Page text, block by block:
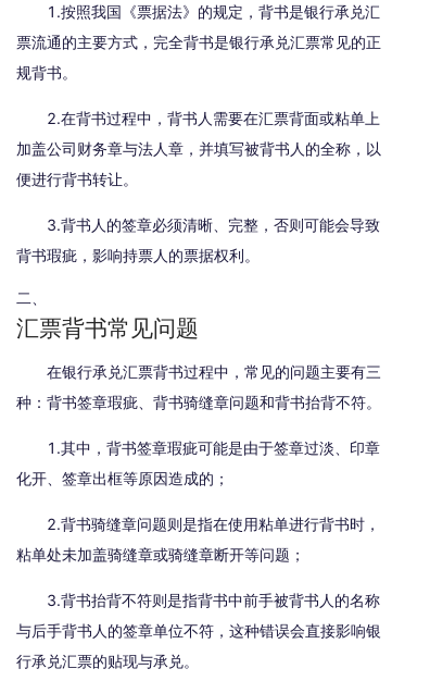
1.按照我国《票据法》的规定，背书是银行承兑汇
票流通的主要方式，完全背书是银行承兑汇票常见的正
规背书。
2.在背书过程中，背书人需要在汇票背面或粘单上
加盖公司财务章与法人章，并填写被背书人的全称，以
便进行背书转让。
3.背书人的签章必须清晰、完整，否则可能会导致
背书瑕疵，影响持票人的票据权利。
二、
汇票背书常见问题
在银行承兑汇票背书过程中，常见的问题主要有三
种：背书签章瑕疵、背书骑缝章问题和背书抬背不符。
1.其中，背书签章瑕疵可能是由于签章过淡、印章
化开、签章出框等原因造成的；
2.背书骑缝章问题则是指在使用粘单进行背书时，
粘单处未加盖骑缝章或骑缝章断开等问题；
3.背书抬背不符则是指背书中前手被背书人的名称
与后手背书人的签章单位不符，这种错误会直接影响银
行承兑汇票的贴现与承兑。